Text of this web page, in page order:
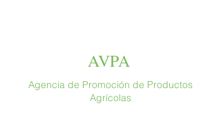
AVPA
Agencia de Promoción de Productos
Agrícolas